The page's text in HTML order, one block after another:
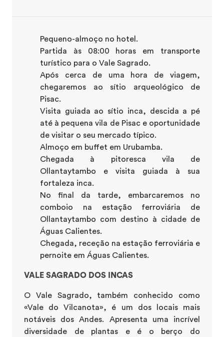
Pequeno-almoço no hotel.
Partida às 08:00 horas em transporte
turístico para o Vale Sagrado.
Após cerca de uma hora de viagem,
chegaremos ao sítio arqueológico de
Pisac.
Visita guiada ao sítio inca, descida a pé
até à pequena vila de Pisac e oportunidade
de visitar o seu mercado típico.
Almoço em buffet em Urubamba.
Chegada à pitoresca vila de
Ollantaytambo e visita guiada à sua
fortaleza inca.
No final da tarde, embarcaremos no
comboio na estação ferroviária de
Ollantaytambo com destino à cidade de
Águas Calientes.
Chegada, receção na estação ferroviária e
pernoite em Águas Calientes.
VALE SAGRADO DOS INCAS
O Vale Sagrado, também conhecido como
«Vale do Vilcanota», é um dos locais mais
notáveis dos Andes. Apresenta uma incrível
diversidade de plantas e é o berço do